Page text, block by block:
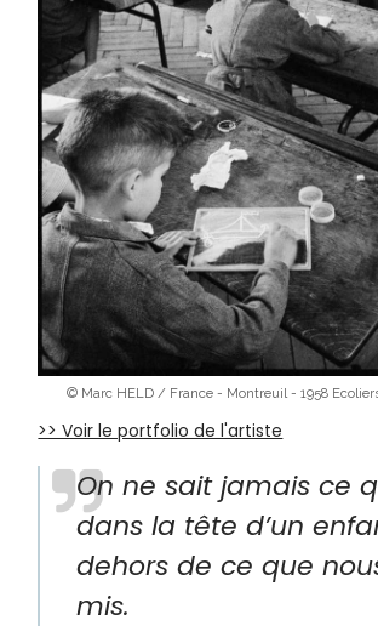
© Marc HELD / France - Montreuil - 1958
>> Voir le portfolio de l'artiste
On ne sait jamais ce
dans la tête d’un
dehors de ce que
mis.